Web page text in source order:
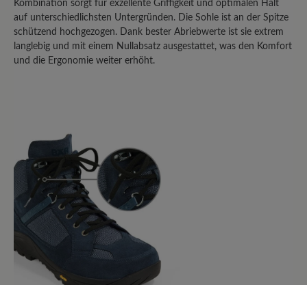
Teilen Sie Ihre Erfahrungen mit dem
Produkt mit anderen Kunden.
Schreiben Sie eine Bewertung
21. Januar 2024 20:22
Review with rating of 5 out of 5 stars
Sehr gut- wasserdicht/Vollleder wäre
noch besser
Kombination sorgt für exzellente Griffigkeit und optimalen Halt
auf unterschiedlichsten Untergründen. Die Sohle ist an der Spitze
schützend hochgezogen. Dank bester Abriebwerte ist sie extrem
langlebig und mit einem Nullabsatz ausgestattet, was den Komfort
und die Ergonomie weiter erhöht.